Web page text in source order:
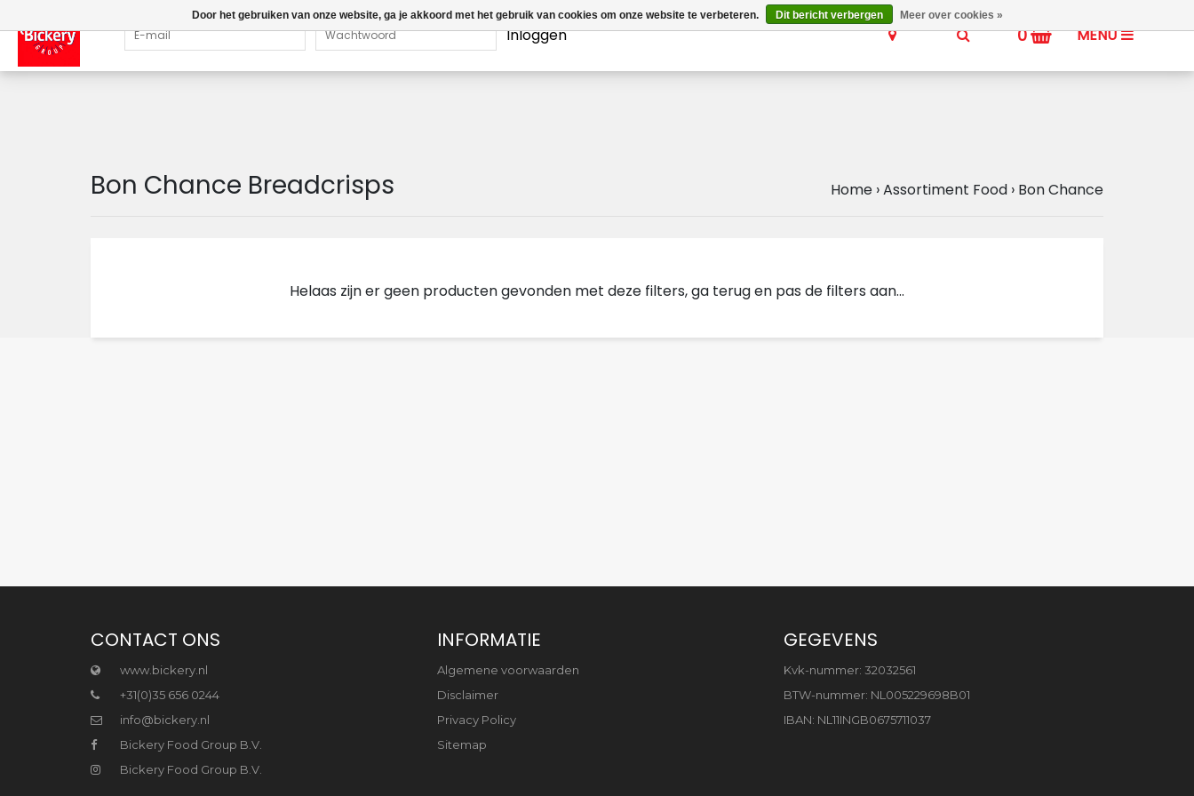
Inloggen MENU
0
Bon Chance Breadcrisps Home ›Assortiment Food › Bon Chance
Helaas zijn er geen producten gevonden met deze filters, ga terug en pas de filters aan...
CONTACT ONS
www.bickery.nl
+31(0)35 656 0244
info@bickery.nl
Bickery Food Group B.V.
Bickery Food Group B.V.
INFORMATIE
Algemene voorwaarden
Disclaimer
Privacy Policy
Sitemap
GEGEVENS
Kvk-nummer: 32032561
BTW-nummer: NL005229698B01
IBAN: NL11INGB0675711037
Door het gebruiken van onze website, ga je akkoord met het gebruik van cookies om onze website te verbeteren. Dit bericht verbergen Meer over cookies »